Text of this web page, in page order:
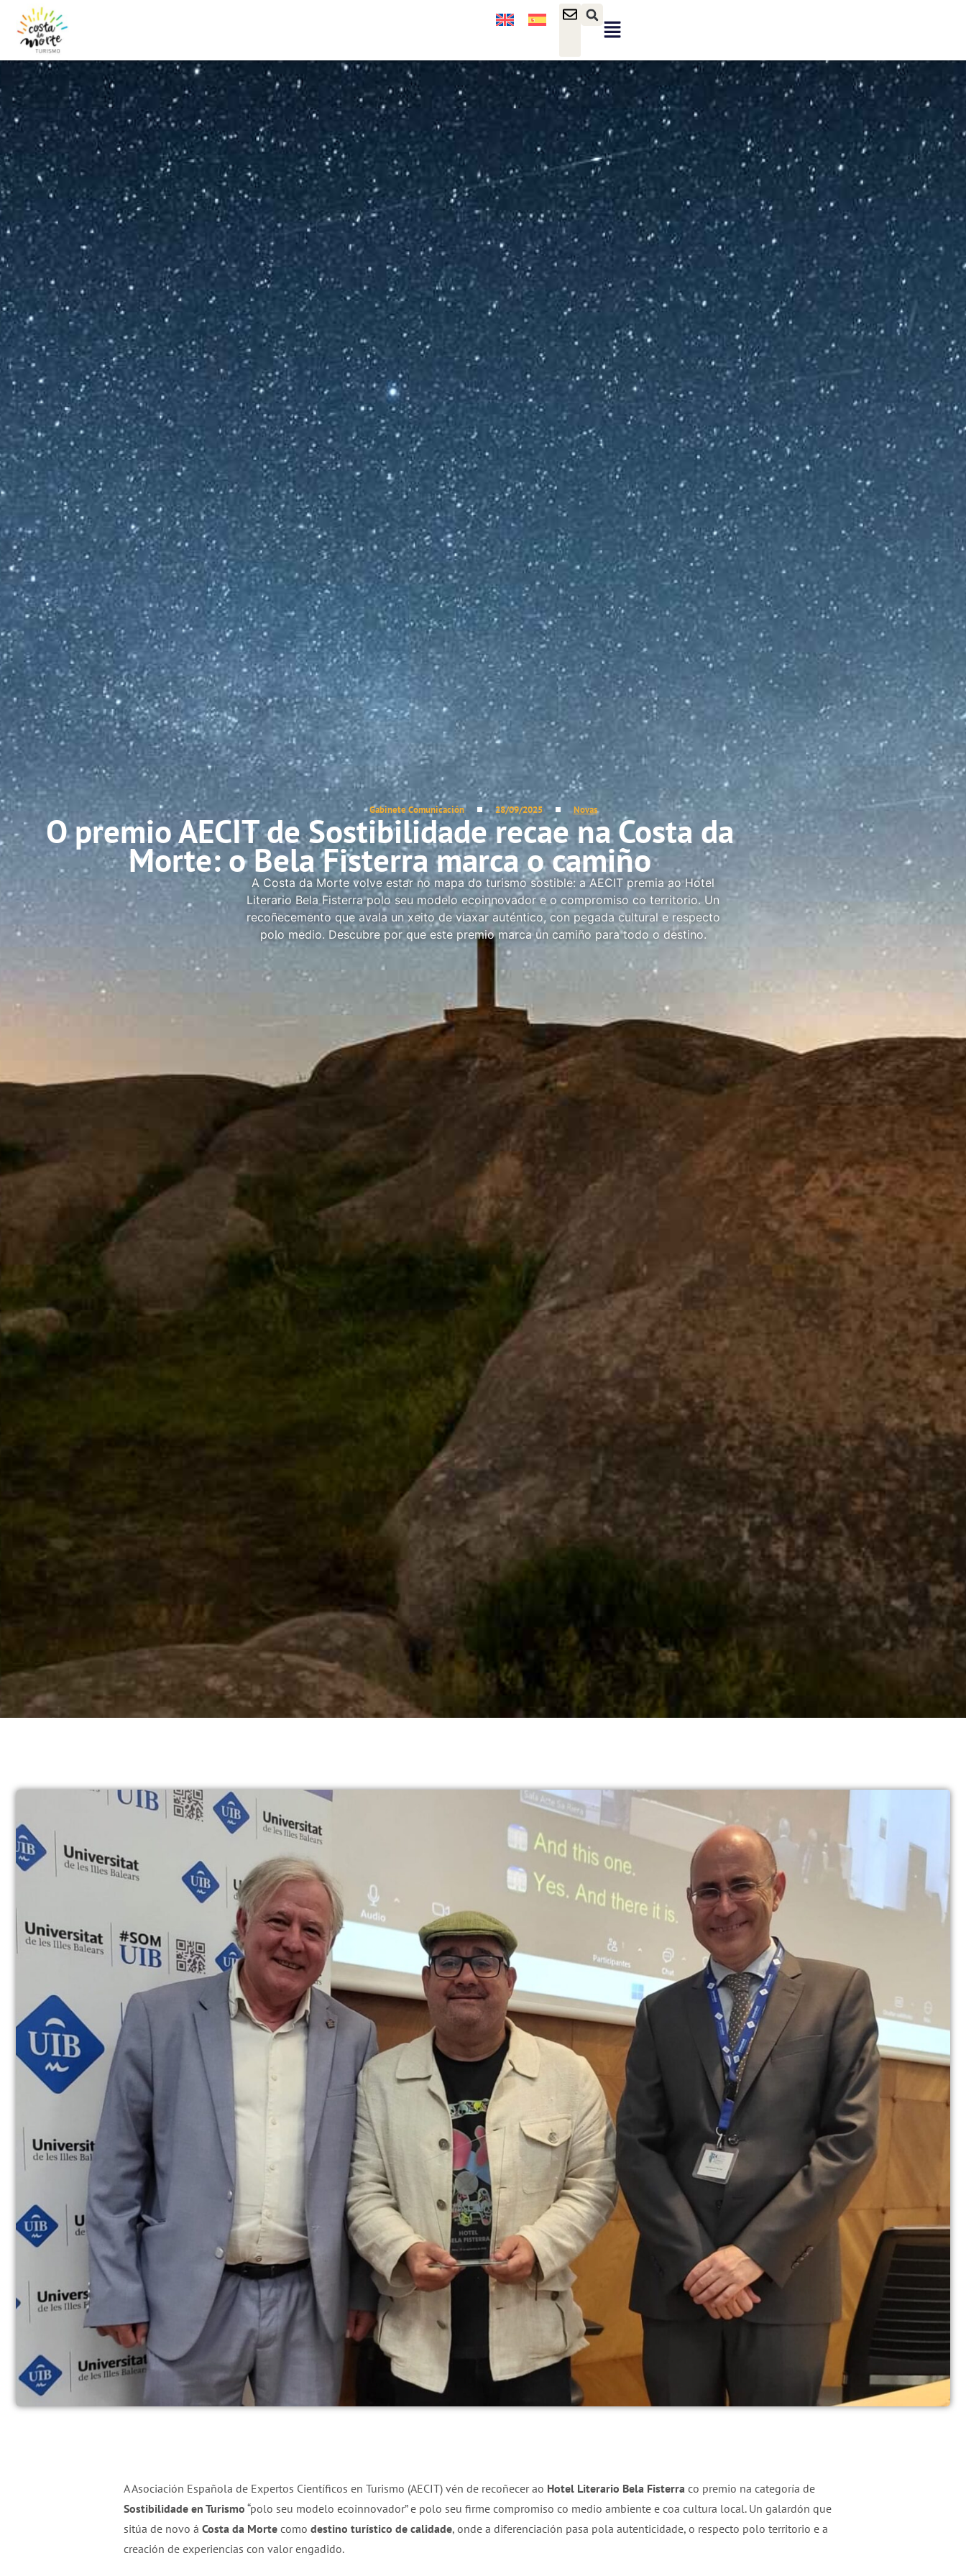
Gabinete Comunicación 28/09/2025 Novas
O premio AECIT de Sostibilidade recae na Costa da
Morte: o Bela Fisterra marca o camiño
A Costa da Morte volve estar no mapa do turismo sostible: a AECIT premia ao Hotel
Literario Bela Fisterra polo seu modelo ecoinnovador e o compromiso co territorio. Un
recoñecemento que avala un xeito de viaxar auténtico, con pegada cultural e respecto
polo medio. Descubre por que este premio marca un camiño para todo o destino.
A Asociación Española de Expertos Científicos en Turismo (AECIT) vén de recoñecer ao Hotel Literario Bela Fisterra co premio na categoría de
Sostibilidade en Turismo “polo seu modelo ecoinnovador” e polo seu firme compromiso co medio ambiente e coa cultura local. Un galardón que
sitúa de novo á Costa da Morte como destino turístico de calidade, onde a diferenciación pasa pola autenticidade, o respecto polo territorio e a
creación de experiencias con valor engadido.